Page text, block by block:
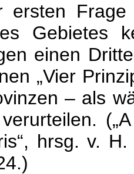
ersten
Gebietes
einen
„Vier
– als
hrsg. v.